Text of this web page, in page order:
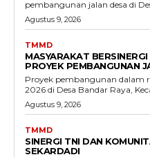
pembangunan jalan desa di
Agustus 9, 2026
TMMD
MASYARAKAT
PROYEK PEMBANGUNAN
Proyek pembangunan dalam
2026 di Desa Bandar Raya,
Agustus 9, 2026
TMMD
SINERGI TNI DAN
SEKARDADI